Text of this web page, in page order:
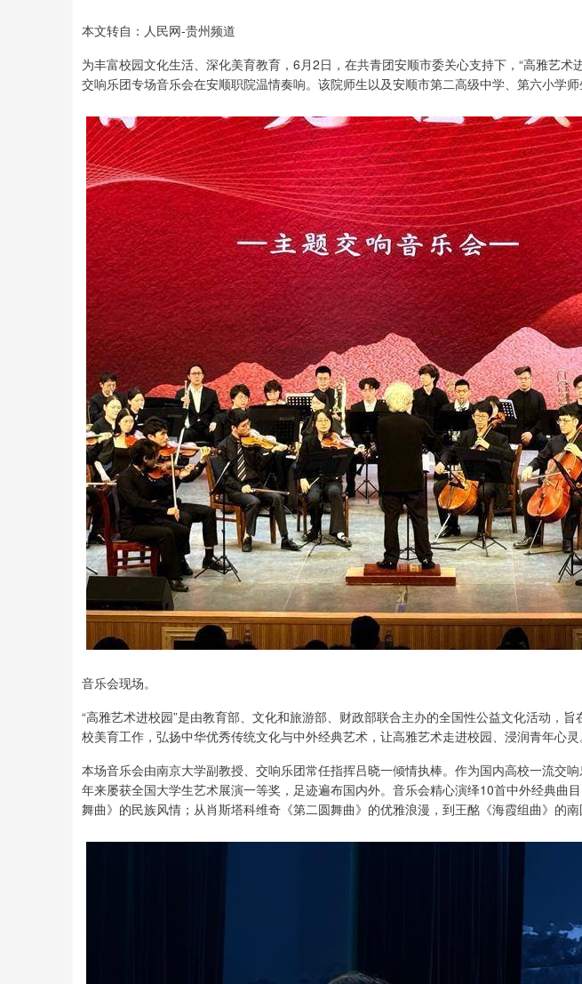
本文转自：人民网-贵州频道
为丰富校园文化生活、深化美育教育，6月2日，在共青团安顺市委关心支持下，“高雅艺
交响乐团专场音乐会在安顺职院温情奏响。该院师生以及安顺市第二高级中学、第六小学师
音乐会现场。
“高雅艺术进校园”是由教育部、文化和旅游部、财政部联合主办的全国性公益文化活动，
校美育工作，弘扬中华优秀传统文化与中外经典艺术，让高雅艺术走进校园、浸润青年心灵
本场音乐会由南京大学副教授、交响乐团常任指挥吕晓一倾情执棒。作为国内高校一流交
年来屡获全国大学生艺术展演一等奖，足迹遍布国内外。音乐会精心演绎10首中外经典曲
舞曲》的民族风情；从肖斯塔科维奇《第二圆舞曲》的优雅浪漫，到王酩《海霞组曲》的南